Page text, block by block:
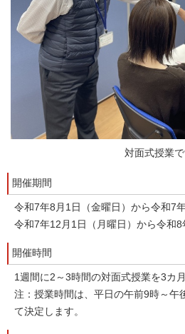
対面式授業
開催期間
令和7年8月1日（金曜日）から令和7
令和7年12月1日（月曜日）から令和
開催時間
1週間に2～3時間の対面式授業を3カ月
注：授業時間は、平日の午前9時～午
て決定します。